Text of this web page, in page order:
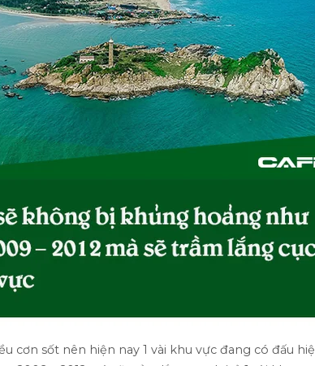
cơn sốt nên hiện nay 1 vài khu vực đang có đấu